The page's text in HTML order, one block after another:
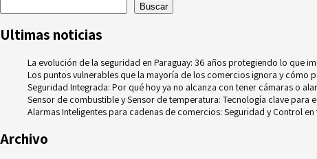
Buscar
Ultimas noticias
La evolución de la seguridad en Paraguay: 36 años protegiendo lo que
Los puntos vulnerables que la mayoría de los comercios ignora y cómo
Seguridad Integrada: Por qué hoy ya no alcanza con tener cámaras o
Sensor de combustible y Sensor de temperatura: Tecnología clave para
Alarmas Inteligentes para cadenas de comercios: Seguridad y Control en
Archivo